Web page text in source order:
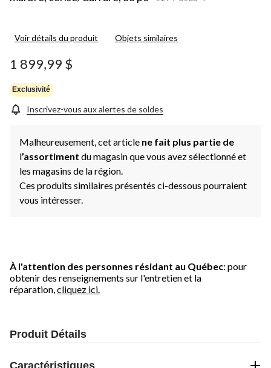
Voir détails du produit Objets similaires
1 899,99 $
Exclusivité
Inscrivez-vous aux alertes de soldes
Malheureusement, cet article ne fait plus partie de
l’assortiment du magasin que vous avez sélectionné et
les magasins de la région.
Ces produits similaires présentés ci-dessous pourraient
vous intéresser.
À l'attention des personnes résidant au Québec: pour
obtenir des renseignements sur l'entretien et la
réparation, cliquez ici.
Produit Détails
Caractéristiques